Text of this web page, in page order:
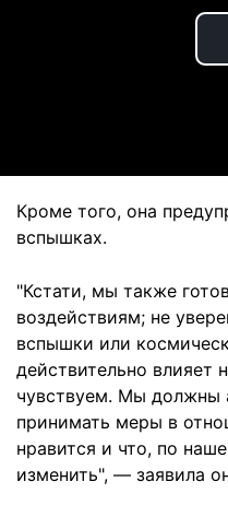
Кроме того, она
вспышках.
"Кстати, мы также
воздействиям; не
вспышки или
действительно влияет
чувствуем. Мы должны
принимать меры в
нравится и что, по
изменить", — заявила